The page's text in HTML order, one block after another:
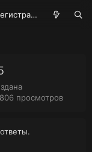
П
с
806 просмотров